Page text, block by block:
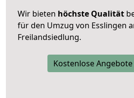
Wir bieten höchste Qualität
für den Umzug von Esslingen
Freilandsiedlung.
Kostenlose